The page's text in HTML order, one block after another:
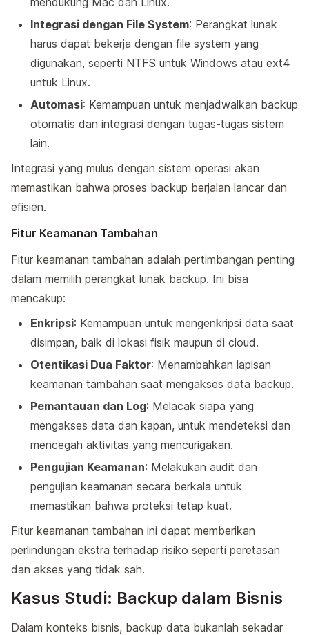
Integrasi dengan File System: Perangkat lunak
harus dapat bekerja dengan file system yang
digunakan, seperti NTFS untuk Windows atau ext4
untuk Linux.
Automasi: Kemampuan untuk menjadwalkan backup
otomatis dan integrasi dengan tugas-tugas sistem
lain.
Integrasi yang mulus dengan sistem operasi akan
memastikan bahwa proses backup berjalan lancar dan
efisien.
Fitur Keamanan Tambahan
Fitur keamanan tambahan adalah pertimbangan penting
dalam memilih perangkat lunak backup. Ini bisa
mencakup:
Enkripsi: Kemampuan untuk mengenkripsi data saat
disimpan, baik di lokasi fisik maupun di cloud.
Otentikasi Dua Faktor: Menambahkan lapisan
keamanan tambahan saat mengakses data backup.
Pemantauan dan Log: Melacak siapa yang
mengakses data dan kapan, untuk mendeteksi dan
mencegah aktivitas yang mencurigakan.
Pengujian Keamanan: Melakukan audit dan
pengujian keamanan secara berkala untuk
memastikan bahwa proteksi tetap kuat.
Fitur keamanan tambahan ini dapat memberikan
perlindungan ekstra terhadap risiko seperti peretasan
dan akses yang tidak sah.
Kasus Studi: Backup dalam Bisnis
Dalam konteks bisnis, backup data bukanlah sekadar